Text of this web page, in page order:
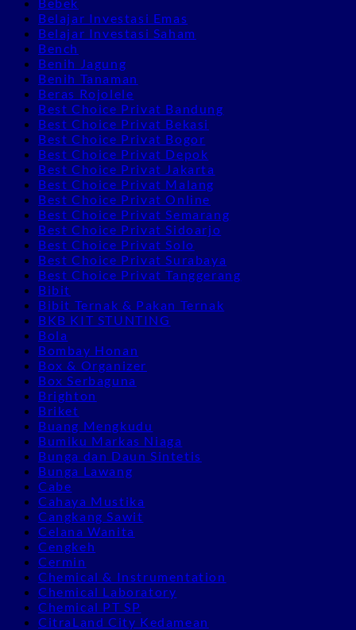
Belajar Investasi Emas
Belajar Investasi Saham
Bench
Benih Jagung
Benih Tanaman
Beras Rojolele
Best Choice Privat Bandung
Best Choice Privat Bekasi
Best Choice Privat Bogor
Best Choice Privat Depok
Best Choice Privat Jakarta
Best Choice Privat Malang
Best Choice Privat Online
Best Choice Privat Semarang
Best Choice Privat Sidoarjo
Best Choice Privat Solo
Best Choice Privat Surabaya
Best Choice Privat Tanggerang
Bibit
Bibit Ternak & Pakan Ternak
BKB KIT STUNTING
Bola
Bombay Honan
Box & Organizer
Box Serbaguna
Brighton
Briket
Buang Mengkudu
Bumiku Markas Niaga
Bunga dan Daun Sintetis
Bunga Lawang
Cabe
Cahaya Mustika
Cangkang Sawit
Celana Wanita
Cengkeh
Cermin
Chemical & Instrumentation
Chemical Laboratory
Chemical PT SP
CitraLand City Kedamean